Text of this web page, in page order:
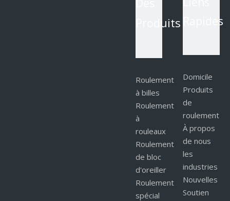
Produits
Roulement
à billes
Roulement
à
rouleaux
Roulement
de bloc
d'oreiller
Roulement
spécial
Rapides
Domicile
Produits
de
roulement
À propos
de nous
les
industries
Nouvelles
Soutien